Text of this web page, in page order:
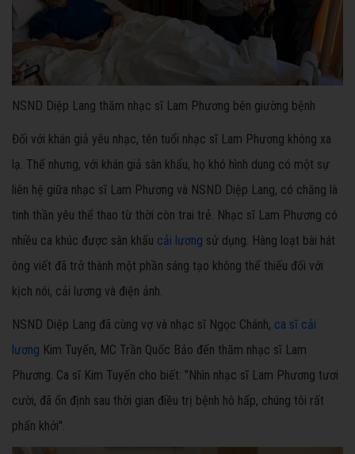
NSND Diệp Lang thăm nhạc sĩ Lam Phương bên giường bệnh
Đối với khán giả yêu nhạc, tên tuổi nhạc sĩ Lam Phương không xa
lạ. Thế nhưng, với khán giả sân khấu, họ khó hình dung có một sự
liên hệ giữa nhạc sĩ Lam Phương và NSND Diệp Lang, có chăng là
tinh thần yêu thể thao từ thời còn trai trẻ. Nhạc sĩ Lam Phương có
nhiều ca khúc được sân khấu cải lương sử dụng. Hàng loạt bài hát
ông viết đã trở thành một phần sáng tạo không thể thiếu đối với
kịch nói, cải lương và điện ảnh.
NSND Diệp Lang đã cùng vợ và nhạc sĩ Ngọc Chánh, ca sĩ cải
lương Kim Tuyến, MC Trần Quốc Bảo đến thăm nhạc sĩ Lam
Phương. Ca sĩ Kim Tuyến cho biết: "Nhìn nhạc sĩ Lam Phương tươi
cười, đã ổn định sau thời gian điều trị bệnh hô hấp, chúng tôi rất
phấn khởi".